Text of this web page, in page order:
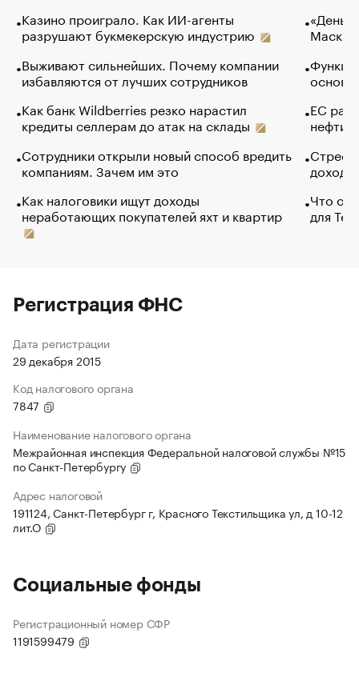
Казино проиграло. Как ИИ-агенты
разрушают букмекерскую индустрию
Выживают сильнейших. Почему компании
избавляются от лучших сотрудников
Как банк Wildberries резко нарастил
кредиты селлерам до атак на склады
Сотрудники открыли новый способ вредить
компаниям. Зачем им это
Как налоговики ищут доходы
неработающих покупателей яхт и квартир
Маск в
основ
ЕС
нефти
Что
для
Регистрация ФНС
Дата регистрации
29 декабря 2015
Код налогового органа
7847
Наименование налогового органа
Межрайонная инспекция Федеральной налоговой службы №15
по Санкт-Петербургу
Адрес налоговой
191124, Санкт-Петербург г, Красного Текстильщика ул, д 10-12
лит.О
Социальные фонды
Регистрационный номер СФР
1191599479